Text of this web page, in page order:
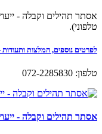
אסתר תהילים וקבלה -
טלפוני).
לפרטים נוספים, המלצות
טלפון: 072-2285830
אסתר תהילים וקבלה -